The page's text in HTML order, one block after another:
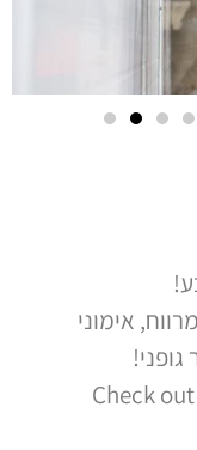
אימוני
Check